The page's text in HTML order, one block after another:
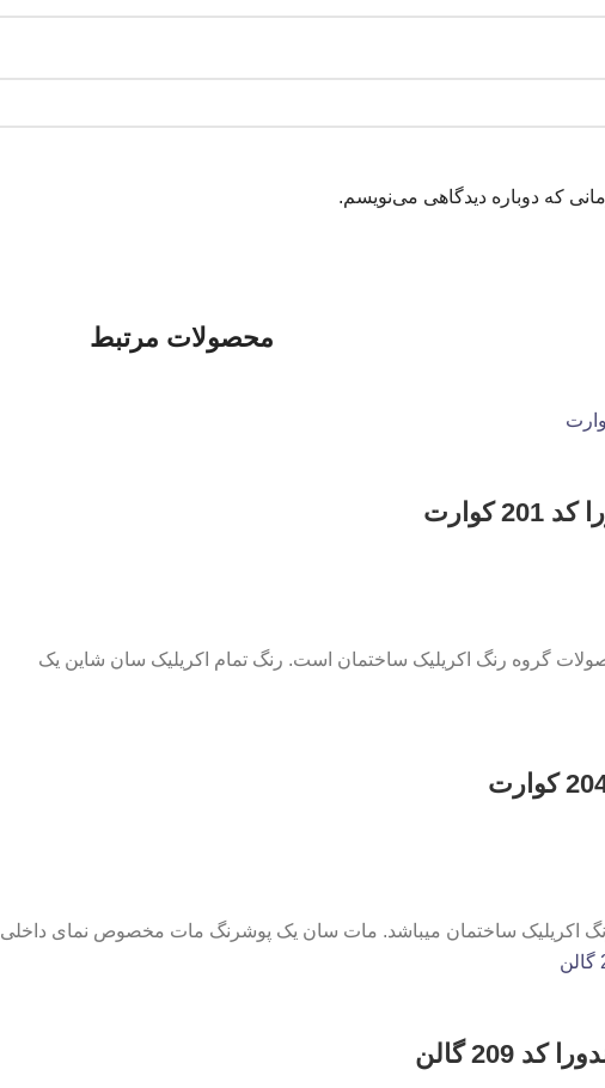
که دوباره دیدگاهی می‌نویسم.
محصولات مرتبط
گروه رنگ اکریلیک ساختمان است. رنگ تمام اکریلیک سان شاین یک
اکریلیک ساختمان میباشد. مات سان یک پوشرنگ مات مخصوص نمای داخلی
گالن